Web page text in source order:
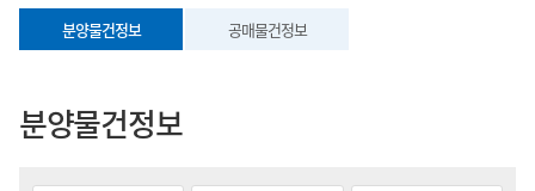
분양물건정보 공매물건정보
분양물건정보